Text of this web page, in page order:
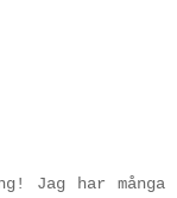
Jag har många